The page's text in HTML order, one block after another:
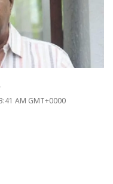
AM GMT+0000